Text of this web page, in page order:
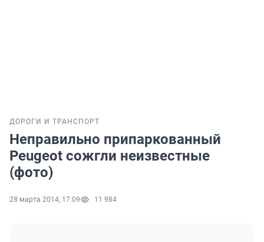
ДОРОГИ И ТРАНСПОРТ
Неправильно припаркованный
Peugeot сожгли неизвестные
(фото)
28 марта 2014, 17:09 11 984